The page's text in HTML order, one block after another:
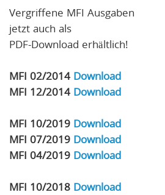
Vergriffene MFI Ausgaben
jetzt auch als
PDF-Download erhältlich!
MFI 02/2014 Download
MFI 12/2014 Download
MFI 10/2019 Download
MFI 07/2019 Download
MFI 04/2019 Download
MFI 10/2018 Download